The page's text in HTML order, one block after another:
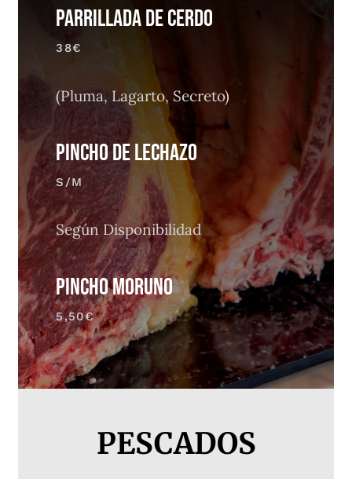
Parrillada de cerdo
38€
(Pluma, Lagarto, Secreto)
PINCHO DE LECHAZO
S/M
Según Disponibilidad
PINCHO MORUNO
5,50€
PESCADOS